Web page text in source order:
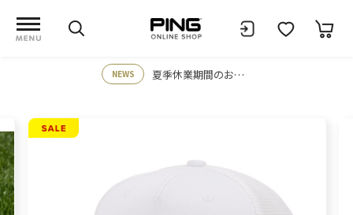
NEWS 夏季休業期間のお知らせ